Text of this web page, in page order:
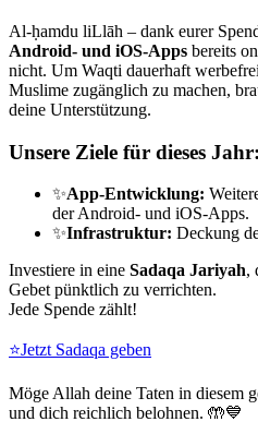
Al-ḥamdu liLlāh – dank eurer
Android- und iOS-Apps bereits
nicht. Um Waqti dauerhaft
Muslime zugänglich zu machen,
deine Unterstützung.
Unsere Ziele für dieses Jahr:
✨App-Entwicklung:
der Android- und iOS-Apps.
✨Infrastruktur: Deckung
Investiere in eine Sadaqa Jariyah,
Gebet pünktlich zu verrichten.
Jede Spende zählt!
⭐Jetzt Sadaqa geben
Möge Allah deine Taten in diesem
und dich reichlich belohnen. 🤲💙